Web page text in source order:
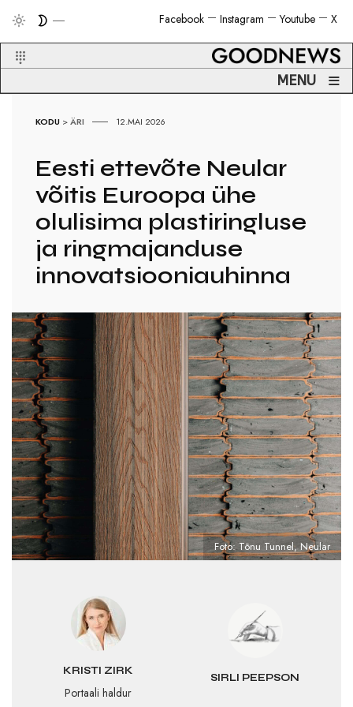
X
Youtube
Instagram
Facebook
MENU ≡
KODU >ÄRI 12.MAI 2026
Eesti ettevõte Neular
võitis Euroopa ühe
olulisima plastiringluse
ja ringmajanduse
innovatsiooniauhinna
KRISTI ZIRK
Portaali haldur
SIRLI PEEPSON
Foto: Tõnu Tunnel, Neular